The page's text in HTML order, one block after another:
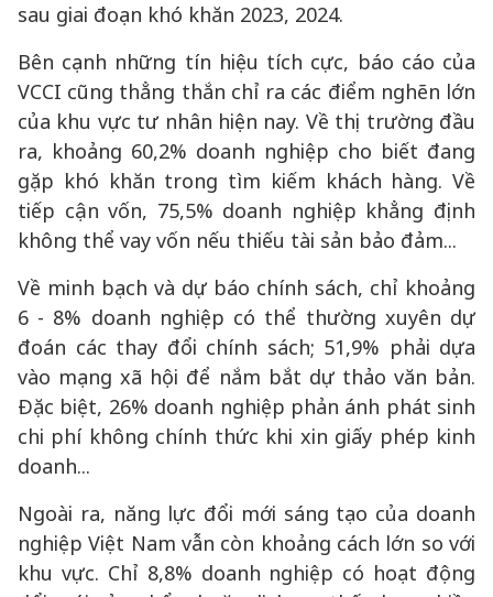
sau giai đoạn khó khăn 2023, 2024.
Bên cạnh những tín hiệu tích cực, báo cáo của
VCCI cũng thẳng thắn chỉ ra các điểm nghẽn lớn
của khu vực tư nhân hiện nay. Về thị trường đầu
ra, khoảng 60,2% doanh nghiệp cho biết đang
gặp khó khăn trong tìm kiếm khách hàng. Về
tiếp cận vốn, 75,5% doanh nghiệp khẳng định
không thể vay vốn nếu thiếu tài sản bảo đảm...
Về minh bạch và dự báo chính sách, chỉ khoảng
6 - 8% doanh nghiệp có thể thường xuyên dự
đoán các thay đổi chính sách; 51,9% phải dựa
vào mạng xã hội để nắm bắt dự thảo văn bản.
Đặc biệt, 26% doanh nghiệp phản ánh phát sinh
chi phí không chính thức khi xin giấy phép kinh
doanh...
Ngoài ra, năng lực đổi mới sáng tạo của doanh
nghiệp Việt Nam vẫn còn khoảng cách lớn so với
khu vực. Chỉ 8,8% doanh nghiệp có hoạt động